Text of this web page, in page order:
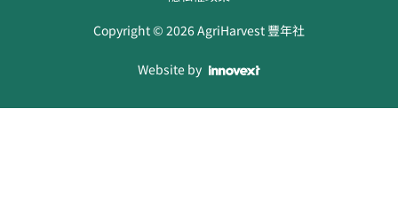
Copyright ©2026AgriHarvest 豐年社
Website by